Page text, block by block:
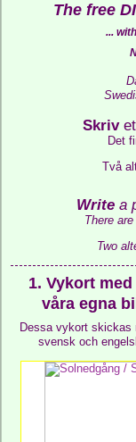
The free
...
Skriv
Det
Två
Writea
There
Two
1. Vykort
våra egna
Dessa vykort skickas
svensk och